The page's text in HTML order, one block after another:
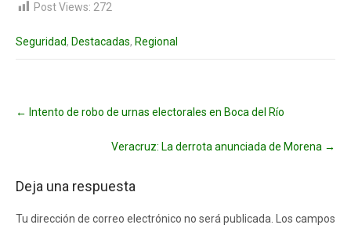
Post Views: 272
Seguridad, Destacadas, Regional
navigation
← Intento de robo de urnas electorales en Boca del Río
Veracruz: La derrota anunciada de Morena →
Deja una respuesta
Tu dirección de correo electrónico no será publicada.
Los campos